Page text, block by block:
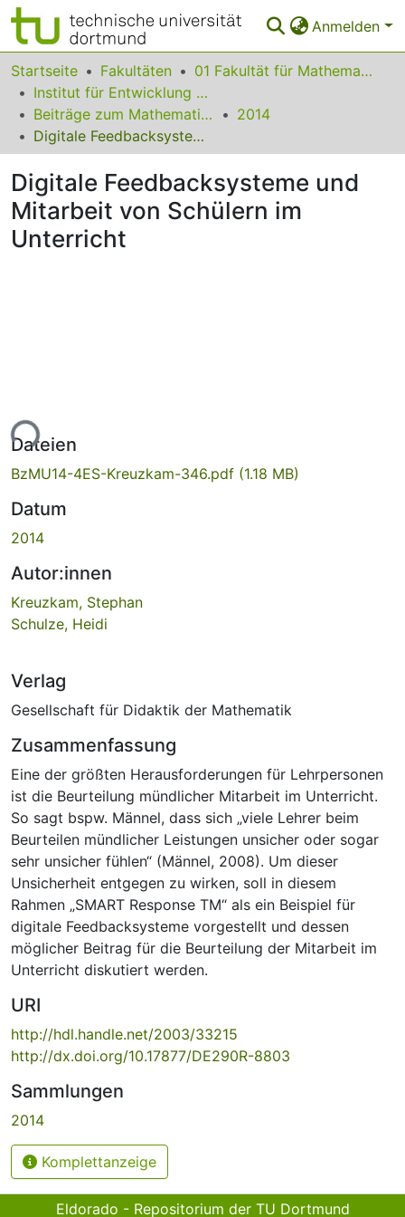
Anmelden
Bereiche & Sammlungen
Das gesamte Repositorium
Statistiken
FAQ
Leitlinien
Zurück zur Startseite
Startseite Fakultäten
01 Fakultät für Mathematik
Institut für Entwicklung und Erforschung des Mathematikunterrichts
Beiträge zum Mathematikunterricht
2014
Digitale Feedbacksysteme und Mitarbeit von Schülern im Unterricht
Digitale Feedbacksysteme und
Mitarbeit von Schülern im
Unterricht
Dateien
BzMU14-4ES-Kreuzkam-346.pdf (1.18 MB)
Datum
2014
Autor:innen
Kreuzkam, Stephan
Schulze, Heidi
Verlag
Gesellschaft für Didaktik der Mathematik
Zusammenfassung
Eine der größten Herausforderungen für Lehrpersonen
ist die Beurteilung mündlicher Mitarbeit im Unterricht.
So sagt bspw. Männel, dass sich „viele Lehrer beim
Beurteilen mündlicher Leistungen unsicher oder sogar
sehr unsicher fühlen“ (Männel, 2008). Um dieser
Unsicherheit entgegen zu wirken, soll in diesem
Rahmen „SMART Response TM“ als ein Beispiel für
digitale Feedbacksysteme vorgestellt und dessen
möglicher Beitrag für die Beurteilung der Mitarbeit im
Unterricht diskutiert werden.
URI
http://hdl.handle.net/2003/33215
http://dx.doi.org/10.17877/DE290R-8803
Sammlungen
2014
Komplettanzeige
Eldorado - Repositorium der TU Dortmund